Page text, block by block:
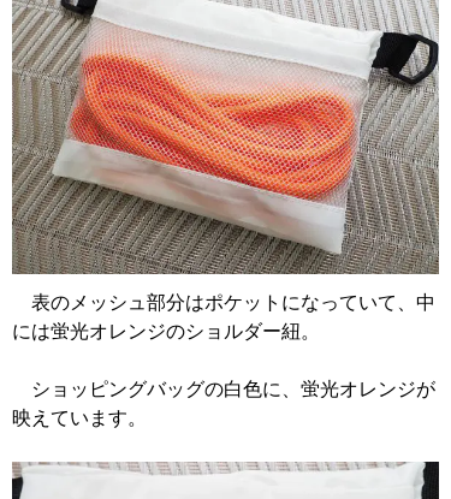
表のメッシュ部分はポケットになっていて、中
には蛍光オレンジのショルダー紐。
ショッピングバッグの白色に、蛍光オレンジが
映えています。